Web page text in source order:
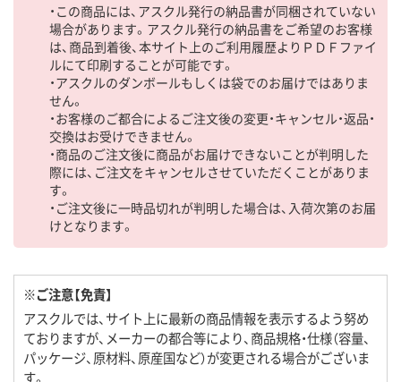
・この商品には、アスクル発行の納品書が同梱されていない
場合があります。アスクル発行の納品書をご希望のお客様
は、商品到着後、本サイト上のご利用履歴よりＰＤＦファイ
ルにて印刷することが可能です。
・アスクルのダンボールもしくは袋でのお届けではありま
せん。
・お客様のご都合によるご注文後の変更・キャンセル・返品・
交換はお受けできません。
・商品のご注文後に商品がお届けできないことが判明した
際には、ご注文をキャンセルさせていただくことがありま
す。
・ご注文後に一時品切れが判明した場合は、入荷次第のお届
けとなります。
※ご注意【免責】
アスクルでは、サイト上に最新の商品情報を表示するよう努め
ておりますが、メーカーの都合等により、商品規格・仕様（容量、
パッケージ、原材料、原産国など）が変更される場合がございま
す。